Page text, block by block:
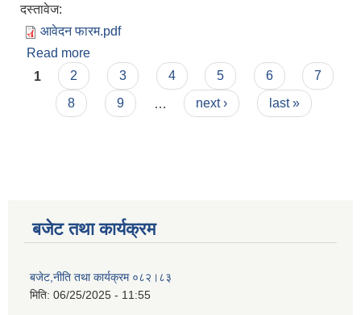
दस्तावेज:
आवेदन फारम.pdf
Read more
Pages
1 2 3 4 5 6
7
8
9 next › last »
बजेट तथा कार्यक्रम
बजेट,नीति तथा कार्यक्रम ०८२।८३
मिति: 06/25/2025 - 11:55